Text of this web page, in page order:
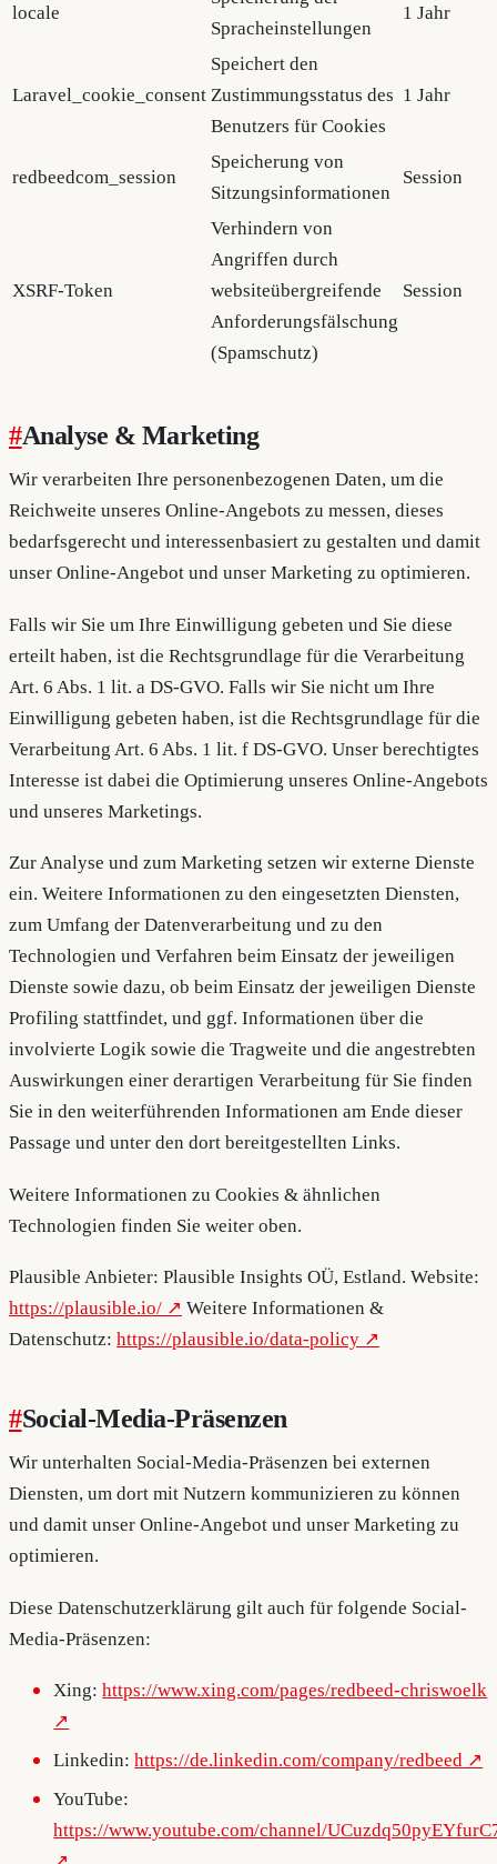
locale
Spracheinstellungen
1 Jahr
Laravel_cookie_consent
Speichert den
Zustimmungsstatus des
Benutzers für Cookies
1 Jahr
redbeedcom_session
Speicherung von
Sitzungsinformationen
Session
XSRF-Token
Verhindern von
Angriffen durch
websiteübergreifende
Anforderungsfälschung
(Spamschutz)
Session
#Analyse & Marketing
Wir verarbeiten Ihre personenbezogenen Daten, um die
Reichweite unseres Online-Angebots zu messen, dieses
bedarfsgerecht und interessenbasiert zu gestalten und damit
unser Online-Angebot und unser Marketing zu optimieren.
Falls wir Sie um Ihre Einwilligung gebeten und Sie diese
erteilt haben, ist die Rechtsgrundlage für die Verarbeitung
Art. 6 Abs. 1 lit. a DS-GVO. Falls wir Sie nicht um Ihre
Einwilligung gebeten haben, ist die Rechtsgrundlage für die
Verarbeitung Art. 6 Abs. 1 lit. f DS-GVO. Unser berechtigtes
Interesse ist dabei die Optimierung unseres Online-Angebots
und unseres Marketings.
Zur Analyse und zum Marketing setzen wir externe Dienste
ein. Weitere Informationen zu den eingesetzten Diensten,
zum Umfang der Datenverarbeitung und zu den
Technologien und Verfahren beim Einsatz der jeweiligen
Dienste sowie dazu, ob beim Einsatz der jeweiligen Dienste
Profiling stattfindet, und ggf. Informationen über die
involvierte Logik sowie die Tragweite und die angestrebten
Auswirkungen einer derartigen Verarbeitung für Sie finden
Sie in den weiterführenden Informationen am Ende dieser
Passage und unter den dort bereitgestellten Links.
Weitere Informationen zu Cookies & ähnlichen
Technologien finden Sie weiter oben.
Plausible Anbieter: Plausible Insights OÜ, Estland. Website:
https://plausible.io/
Weitere Informationen &
Datenschutz: https://plausible.io/data-policy
#Social-Media-Präsenzen
Wir unterhalten Social-Media-Präsenzen bei externen
Diensten, um dort mit Nutzern kommunizieren zu können
und damit unser Online-Angebot und unser Marketing zu
optimieren.
Diese Datenschutzerklärung gilt auch für folgende Social-
Media-Präsenzen:
Xing:https://www.xing.com/pages/redbeed-chriswoelk
Linkedin:https://de.linkedin.com/company/redbeed
YouTube:
https://www.youtube.com/channel/